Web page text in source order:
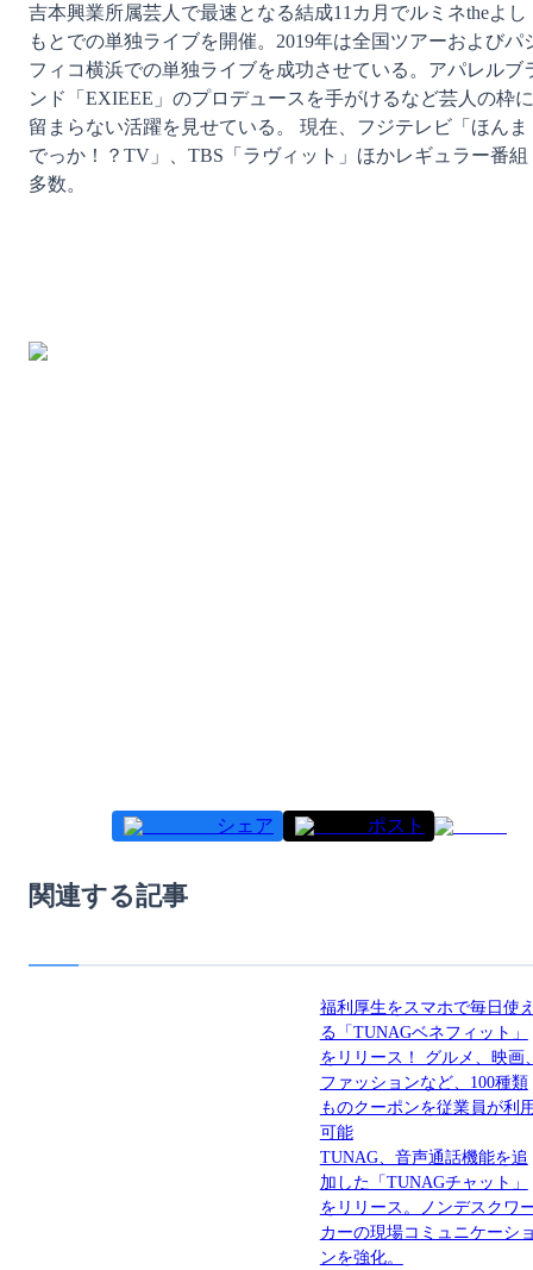
吉本興業所属芸人で最速となる結成11カ月でルミネtheよし
もとでの単独ライブを開催。2019年は全国ツアーおよびパ
フィコ横浜での単独ライブを成功させている。アパレルブ
ンド「EXIEEE」のプロデュースを手がけるなど芸人の枠に
留まらない活躍を見せている。 現在、フジテレビ「ほんま
でっか！？TV」、TBS「ラヴィット」ほかレギュラー番組
多数。
シェア ポスト
関連する記事
福利厚生をスマホで毎日使
る「TUNAGベネフィット」
をリリース！ グルメ、映画
ファッションなど、100種類
ものクーポンを従業員が利
可能
TUNAG、音声通話機能を追
加した「TUNAGチャット」
をリリース。ノンデスクワ
カーの現場コミュニケーシ
ンを強化。